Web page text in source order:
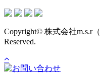
Copyright© 株式会社m.s.r
Reserved.